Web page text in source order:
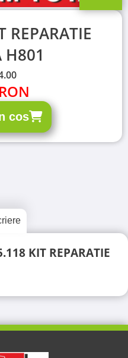
REPARATIE
H801
RON
cos
KIT REPARATIE